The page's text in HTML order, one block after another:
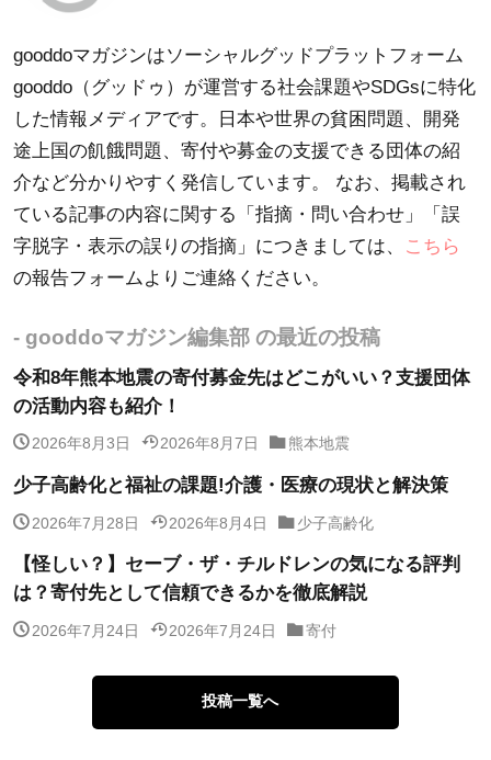
gooddoマガジンはソーシャルグッドプラットフォーム
gooddo（グッドゥ）が運営する社会課題やSDGsに特化
した情報メディアです。日本や世界の貧困問題、開発
途上国の飢餓問題、寄付や募金の支援できる団体の紹
介など分かりやすく発信しています。 なお、掲載され
ている記事の内容に関する「指摘・問い合わせ」「誤
字脱字・表示の誤りの指摘」につきましては、
こちら
の報告フォームよりご連絡ください。
- gooddoマガジン編集部 の最近の投稿
令和8年熊本地震の寄付募金先はどこがいい？支援団体
の活動内容も紹介！
2026年8月3日 2026年8月7日 熊本地震
少子高齢化と福祉の課題!介護・医療の現状と解決策
2026年7月28日 2026年8月4日 少子高齢化
【怪しい？】セーブ・ザ・チルドレンの気になる評判
は？寄付先として信頼できるかを徹底解説
2026年7月24日 2026年7月24日 寄付
投稿一覧へ